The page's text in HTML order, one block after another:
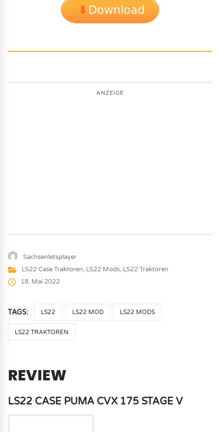
ANZEIGE
Sachsenletsplayer
LS22 Case Traktoren, LS22 Mods, LS22 Traktoren
18. Mai 2022
TAGS: LS22 LS22 MOD LS22 MODS
LS22 TRAKTOREN
REVIEW
LS22 CASE PUMA CVX 175 STAGE V